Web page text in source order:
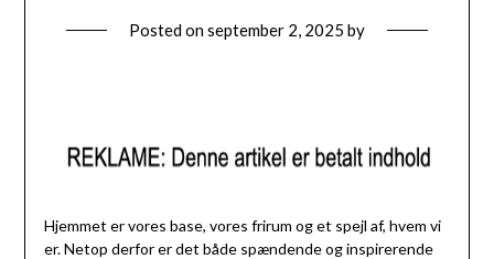
Posted onseptember 2, 2025 by
Hjemmet er vores base, vores frirum og et spejl af, hvem vi
er. Netop derfor er det både spændende og inspirerende